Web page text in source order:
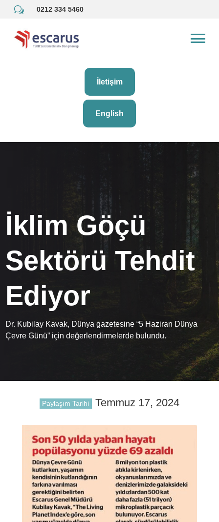
w 0212 334 5460
İletişim
English
İklim Göçü
Sektörü Tehdit
Ediyor
Dr. Kubilay Kavak, Dünya gazetesine “5 Haziran Dünya
Çevre Günü” için değerlendirmelerde bulundu.
Paylaşım Tarihi Temmuz 17, 2024